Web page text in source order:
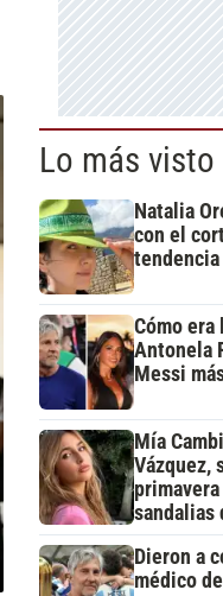
Lo más visto
Natalia
con el
Cómo
Antonela
Messi
Mía
Vázquez,
sandalias
Dieron a
médico